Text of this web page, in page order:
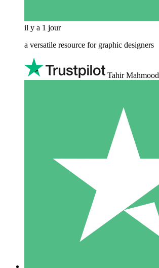
il y a 1 jour
a versatile resource for graphic designers
Tahir Mahmood